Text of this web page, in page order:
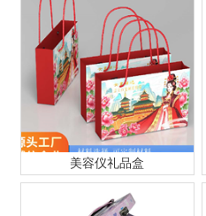
美容仪礼品盒